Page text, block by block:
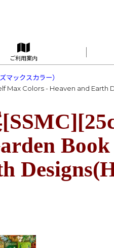
ご利用案内
ックスカラー）
Max Colors - Heaven and Earth